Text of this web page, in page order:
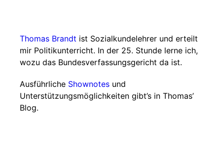
Thomas Brandt ist Sozialkundelehrer und erteilt
mir Politikunterricht. In der 25. Stunde lerne ich,
wozu das Bundesverfassungsgericht da ist.
Ausführliche Shownotes und
Unterstützungsmöglichkeiten gibt’s in Thomas’
Blog.